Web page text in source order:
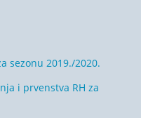
sezonu 2019./2020.
i prvenstva RH za